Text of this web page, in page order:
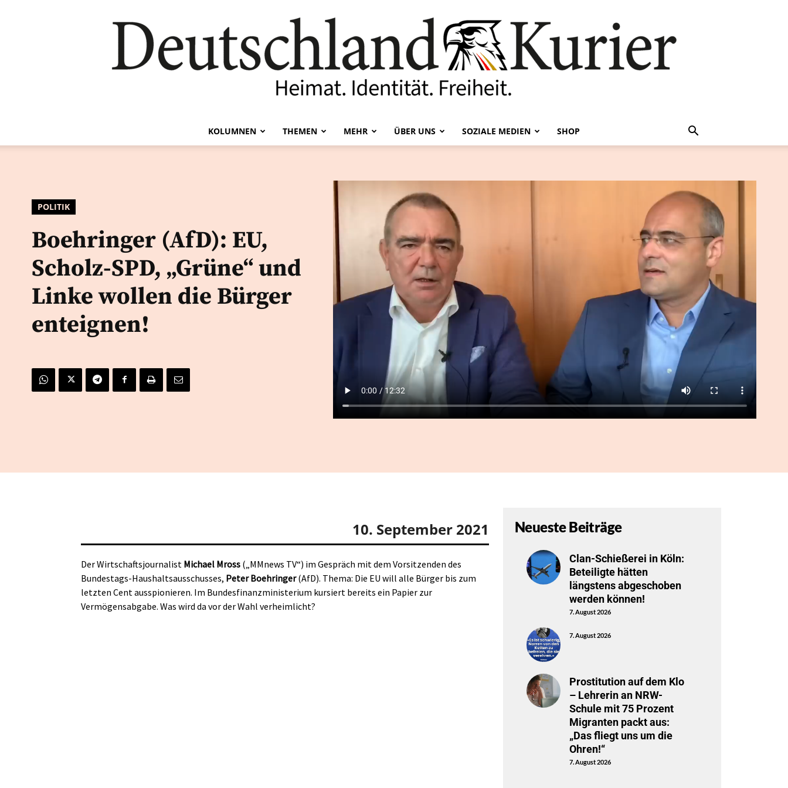
Kurier
KOLUMNEN THEMEN MEHR ÜBER UNS SOZIALE MEDIEN SHOP
POLITIK
Boehringer (AfD): EU,
Scholz-SPD, „Grüne“ und
Linke wollen die Bürger
enteignen!
10. September 2021
Der Wirtschaftsjournalist Michael Mross („MMnews TV“) im Gespräch mit dem Vorsitzenden des
Bundestags-Haushaltsausschusses, Peter Boehringer(AfD). Thema: Die EU will alle Bürger bis zum
letzten Cent ausspionieren. Im Bundesfinanzministerium kursiert bereits ein Papier zur
Vermögensabgabe. Was wird da vor der Wahl verheimlicht?
Neueste Beiträge
Clan-Schießerei in Köln:
Beteiligte hätten
längstens abgeschoben
werden können!
7. August 2026
7. August 2026
Prostitution auf dem Klo
– Lehrerin an NRW-
Schule mit 75 Prozent
Migranten packt aus:
„Das fliegt uns um die
Ohren!“
7. August 2026